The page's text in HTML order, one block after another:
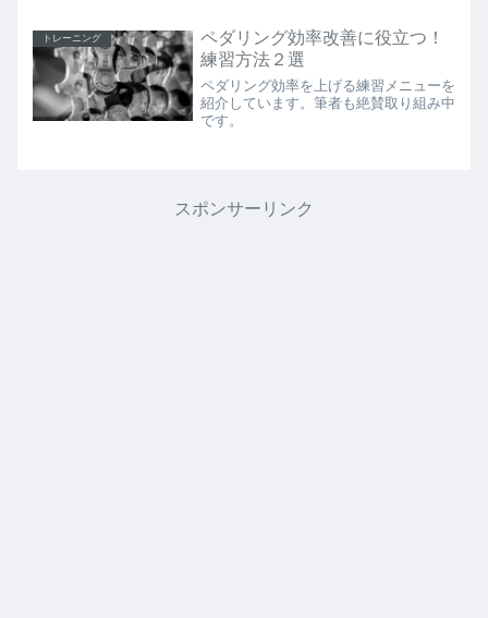
トレーニング
ペダリング効率改善に役立つ！
練習方法２選
ペダリング効率を上げる練習メニューを
紹介しています。筆者も絶賛取り組み中
です。
スポンサーリンク